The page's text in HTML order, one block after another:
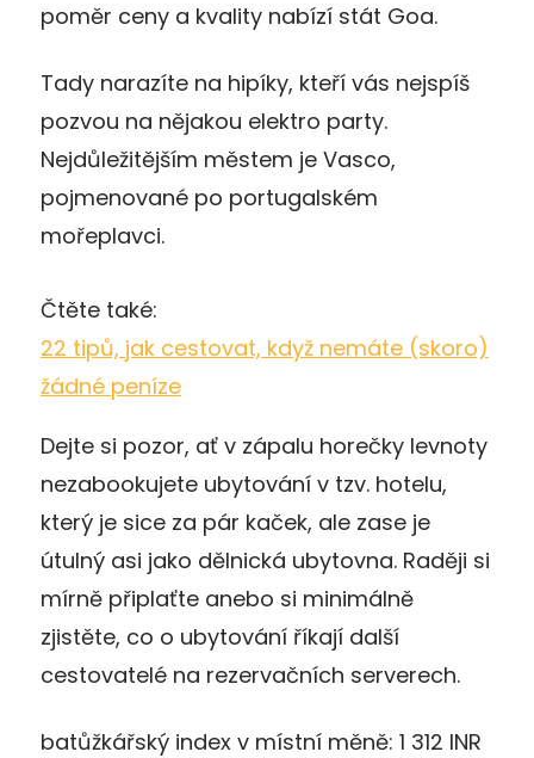
poměr ceny a kvality nabízí stát Goa.
Tady narazíte na hipíky, kteří vás nejspíš
pozvou na nějakou elektro party.
Nejdůležitějším městem je Vasco,
pojmenované po portugalském
mořeplavci.
Čtěte také:
22 tipů, jak cestovat, když nemáte (skoro)
žádné peníze
Dejte si pozor, ať v zápalu horečky levnoty
nezabookujete ubytování v tzv. hotelu,
který je sice za pár kaček, ale zase je
útulný asi jako dělnická ubytovna. Raději si
mírně připlaťte anebo si minimálně
zjistěte, co o ubytování říkají další
cestovatelé na rezervačních serverech.
batůžkářský index v místní měně: 1 312 INR